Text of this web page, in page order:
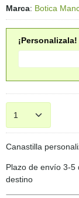
Marca: Botica
Canastilla
Plazo de envío 3-5
destino